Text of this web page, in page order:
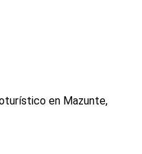
en Mazunte,